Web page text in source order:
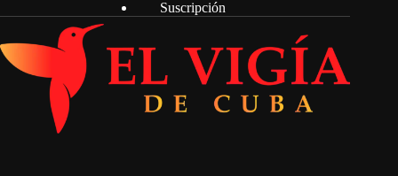
Suscripción